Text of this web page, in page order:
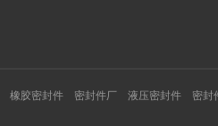
橡胶密封件 密封件厂 液压密封件 密封